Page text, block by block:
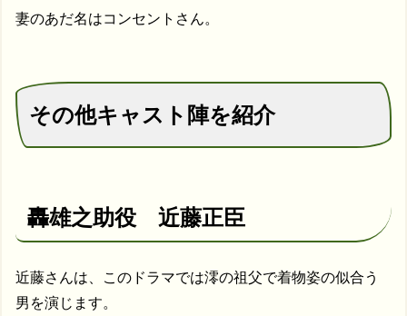
妻のあだ名はコンセントさん。
その他キャスト陣を紹介
轟雄之助役 近藤正臣
近藤さんは、このドラマでは澪の祖父で着物姿の似合う
男を演じます。